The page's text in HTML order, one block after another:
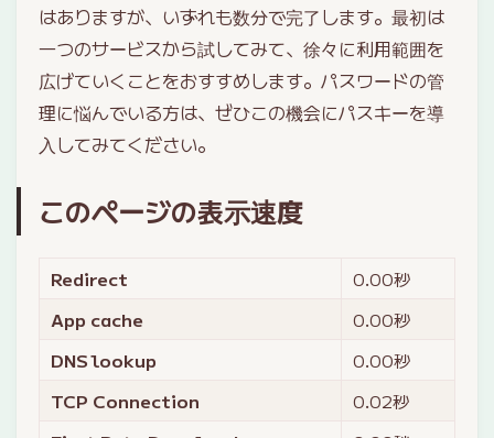
はありますが、いずれも数分で完了します。最初は
一つのサービスから試してみて、徐々に利用範囲を
広げていくことをおすすめします。パスワードの管
理に悩んでいる方は、ぜひこの機会にパスキーを導
入してみてください。
このページの表示速度
Redirect 0.00秒
App cache
0.00秒
DNS lookup
0.00秒
TCP Connection
0.02秒